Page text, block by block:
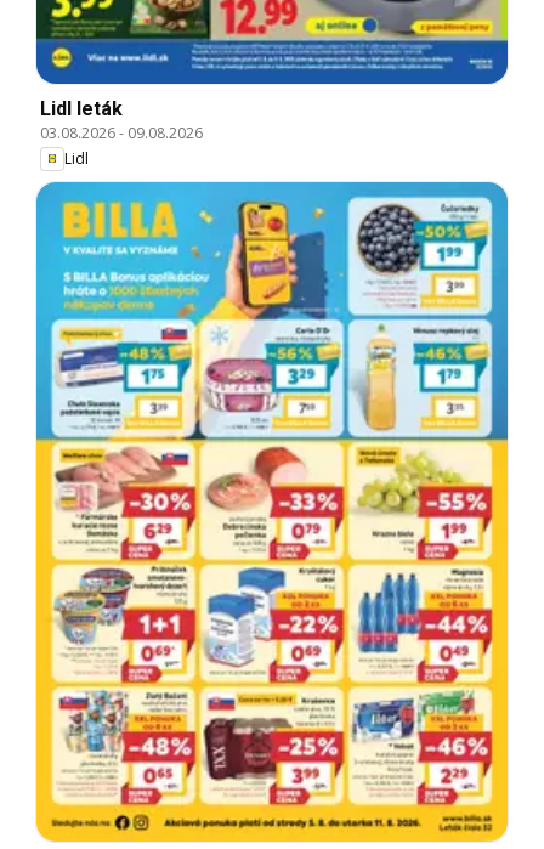
Lidl leták
03.08.2026- 09.08.2026
Lidl